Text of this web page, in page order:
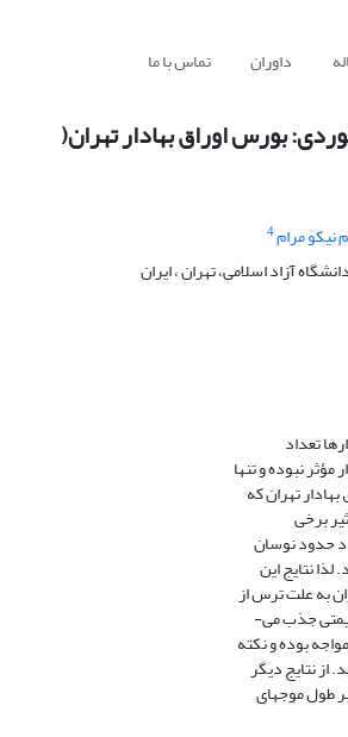
داوران تماس با ما
بورس اوراق بهادار تهران(
مرام4
آزاد اسلامی، تهران ، ایران
تعداد
نبوده و تنها
تهران که
برخی
حدود نوسان
نتایج این
به علت ترس از
جذب می-
از نتایج دیگر
طول موجهای